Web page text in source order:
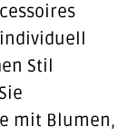
Stil
mit Blumen,